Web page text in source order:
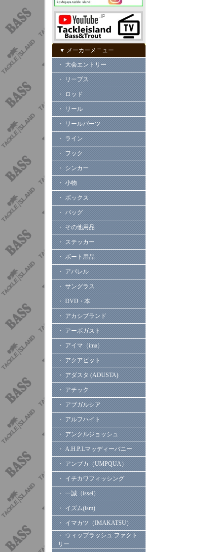
▼ メーカーメニュー
・ 大会エントリー
・ リープス
・ ロッド
・ リール
・ リールパーツ
・ ライン
・ フック
・ シンカー
・ 小物
・ ボックス
・ バッグ
・ その他用品
・ ステッカー
・ ボート用品
・ アパレル
・ サングラス
・ DVD・本
・ アカシブランド
・ アーボガスト
・ アイマ（ima）
・ アクアビット
・ アダスタ (ADUSTA)
・ アチック
・ アブガルシア
・ アルフハイト
・ アンクルジョッシュ
・ A.H.P.Lマッディーバニー
・ アンプカ（UMPQUA）
・ イチカワフィッシング
・ 一誠（issei）
・ イズム(ism)
・ イマカツ（IMAKATSU）
・ ウィップラッシュ ファクト
リー